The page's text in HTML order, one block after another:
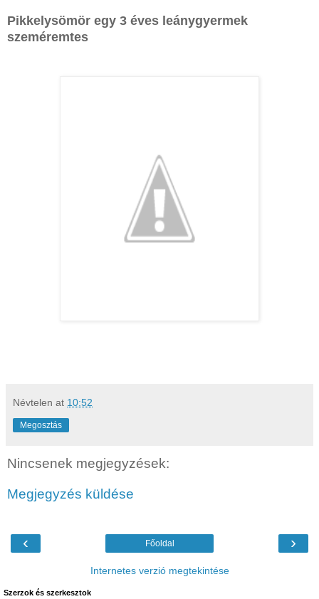
Pikkelysömör egy 3 éves leánygyermek
szeméremtes
Névtelen at 10:52
Megosztás
Nincsenek megjegyzések:
Megjegyzés küldése
‹ ›
Főoldal
Internetes verzió megtekintése
Szerzok és szerkesztok